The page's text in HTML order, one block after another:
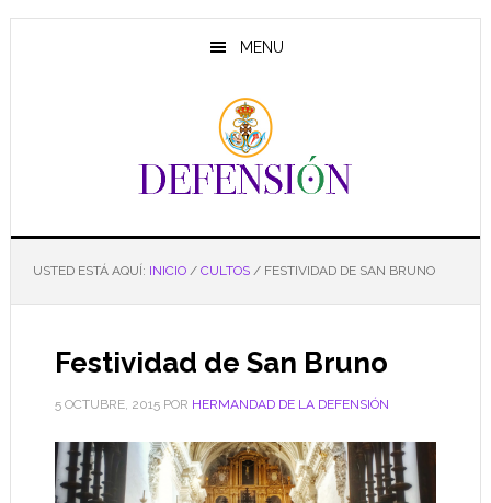
Saltar
Saltar
Saltar
MENU
USTED ESTÁ AQUÍ: INICIO / CULTOS /FESTIVIDAD DE SAN BRUNO
Festividad de San Bruno
5 OCTUBRE, 2015POR HERMANDAD DE LA DEFENSIÓN